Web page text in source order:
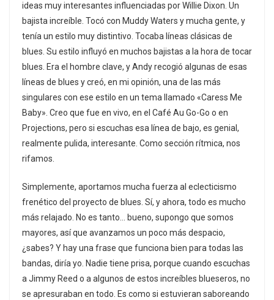
ideas muy interesantes influenciadas por Willie Dixon. Un
bajista increíble. Tocó con Muddy Waters y mucha gente, y
tenía un estilo muy distintivo. Tocaba líneas clásicas de
blues. Su estilo influyó en muchos bajistas a la hora de tocar
blues. Era el hombre clave, y Andy recogió algunas de esas
líneas de blues y creó, en mi opinión, una de las más
singulares con ese estilo en un tema llamado «Caress Me
Baby». Creo que fue en vivo, en el Café Au Go-Go o en
Projections, pero si escuchas esa línea de bajo, es genial,
realmente pulida, interesante. Como sección rítmica, nos
rifamos.
Simplemente, aportamos mucha fuerza al eclecticismo
frenético del proyecto de blues. Sí, y ahora, todo es mucho
más relajado. No es tanto… bueno, supongo que somos
mayores, así que avanzamos un poco más despacio,
¿sabes? Y hay una frase que funciona bien para todas las
bandas, diría yo. Nadie tiene prisa, porque cuando escuchas
a Jimmy Reed o a algunos de estos increíbles blueseros, no
se apresuraban en todo. Es como si estuvieran saboreando